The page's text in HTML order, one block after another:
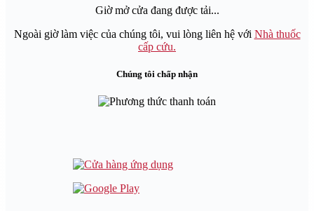
Giờ mở cửa đang được tải...
Ngoài giờ làm việc của chúng tôi, vui lòng liên hệ với Nhà thuốc
cấp cứu.
Chúng tôi chấp nhận